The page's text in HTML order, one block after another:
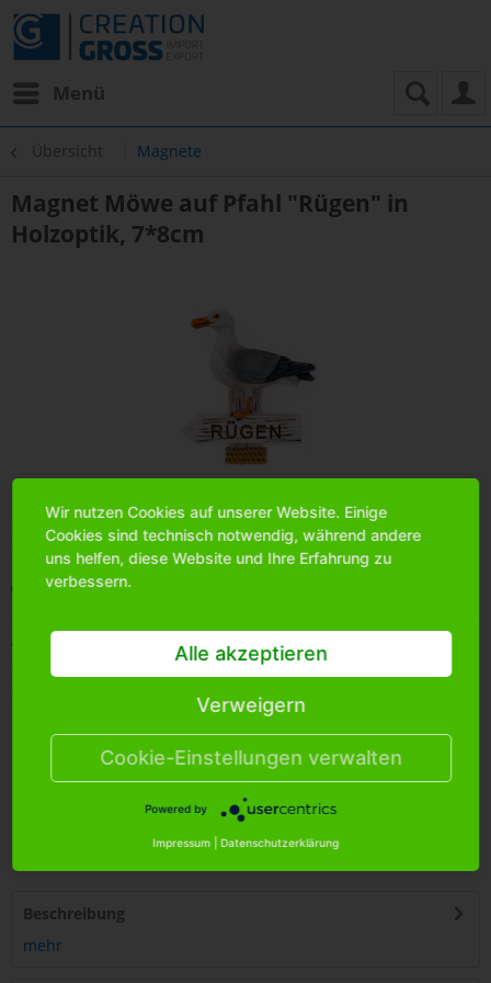
Menü
Übersicht Magnete
Magnet Möwe auf Pfahl "Rügen" in
Holzoptik, 7*8cm
Bittemelden Sie sich an, um mehr Informationen über das
Produkt zu erhalten.
Merken
Artikel-Nr.:
515
240
250255 458477
Beschreibung
mehr
Wir nutzen Cookies auf unserer Website. Einige
Cookies sind technisch notwendig, während andere
uns helfen, diese Website und Ihre Erfahrung zu
verbessern.
Alle akzeptieren
Verweigern
Cookie-Einstellungen verwalten
Powered by
Impressum Datenschutzerklärung